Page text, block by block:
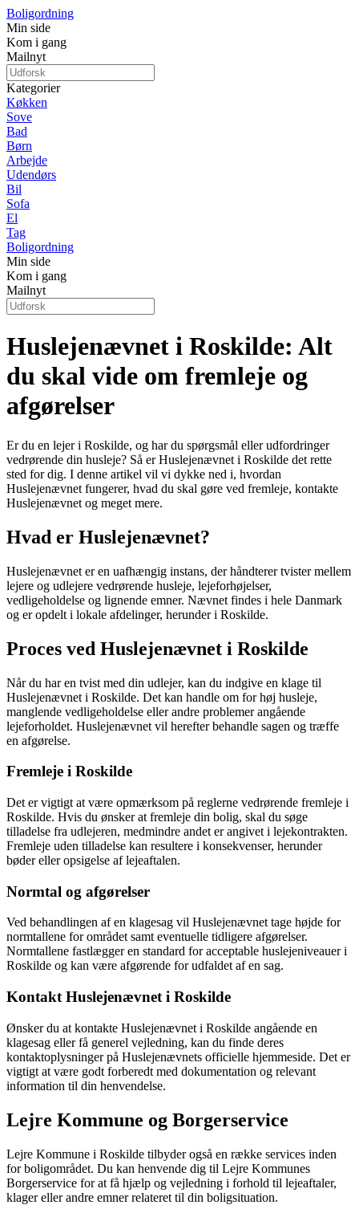
Boligordning
Min side
Kom i gang
Mailnyt
Kategorier
Køkken
Sove
Bad
Børn
Arbejde
Udendørs
Bil
Sofa
El
Tag
Boligordning
Min side
Kom i gang
Mailnyt
Huslejenævnet i Roskilde: Alt
du skal vide om fremleje og
afgørelser
Er du en lejer i Roskilde, og har du spørgsmål eller udfordringer
vedrørende din husleje? Så er Huslejenævnet i Roskilde det rette
sted for dig. I denne artikel vil vi dykke ned i, hvordan
Huslejenævnet fungerer, hvad du skal gøre ved fremleje, kontakte
Huslejenævnet og meget mere.
Hvad er Huslejenævnet?
Huslejenævnet er en uafhængig instans, der håndterer tvister mellem
lejere og udlejere vedrørende husleje, lejeforhøjelser,
vedligeholdelse og lignende emner. Nævnet findes i hele Danmark
og er opdelt i lokale afdelinger, herunder i Roskilde.
Proces ved Huslejenævnet i Roskilde
Når du har en tvist med din udlejer, kan du indgive en klage til
Huslejenævnet i Roskilde. Det kan handle om for høj husleje,
manglende vedligeholdelse eller andre problemer angående
lejeforholdet. Huslejenævnet vil herefter behandle sagen og træffe
en afgørelse.
Fremleje i Roskilde
Det er vigtigt at være opmærksom på reglerne vedrørende fremleje i
Roskilde. Hvis du ønsker at fremleje din bolig, skal du søge
tilladelse fra udlejeren, medmindre andet er angivet i lejekontrakten.
Fremleje uden tilladelse kan resultere i konsekvenser, herunder
bøder eller opsigelse af lejeaftalen.
Normtal og afgørelser
Ved behandlingen af en klagesag vil Huslejenævnet tage højde for
normtallene for området samt eventuelle tidligere afgørelser.
Normtallene fastlægger en standard for acceptable huslejeniveauer i
Roskilde og kan være afgørende for udfaldet af en sag.
Kontakt Huslejenævnet i Roskilde
Ønsker du at kontakte Huslejenævnet i Roskilde angående en
klagesag eller få generel vejledning, kan du finde deres
kontaktoplysninger på Huslejenævnets officielle hjemmeside. Det er
vigtigt at være godt forberedt med dokumentation og relevant
information til din henvendelse.
Lejre Kommune og Borgerservice
Lejre Kommune i Roskilde tilbyder også en række services inden
for boligområdet. Du kan henvende dig til Lejre Kommunes
Borgerservice for at få hjælp og vejledning i forhold til lejeaftaler,
klager eller andre emner relateret til din boligsituation.